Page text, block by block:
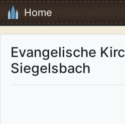
Home
Evangelische
Siegelsbach